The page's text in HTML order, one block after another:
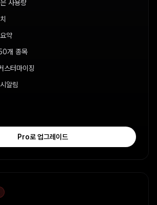
사용량
약
개 종목
스터마이징
알림
Pro로 업그레이드